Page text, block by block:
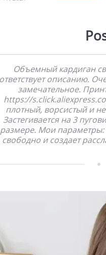
Объемный кардиган
описанию.
замечательное.
https://
плотный, ворсистый и
Застегивается на 3
размере. Мои параметры:
свободно и создает